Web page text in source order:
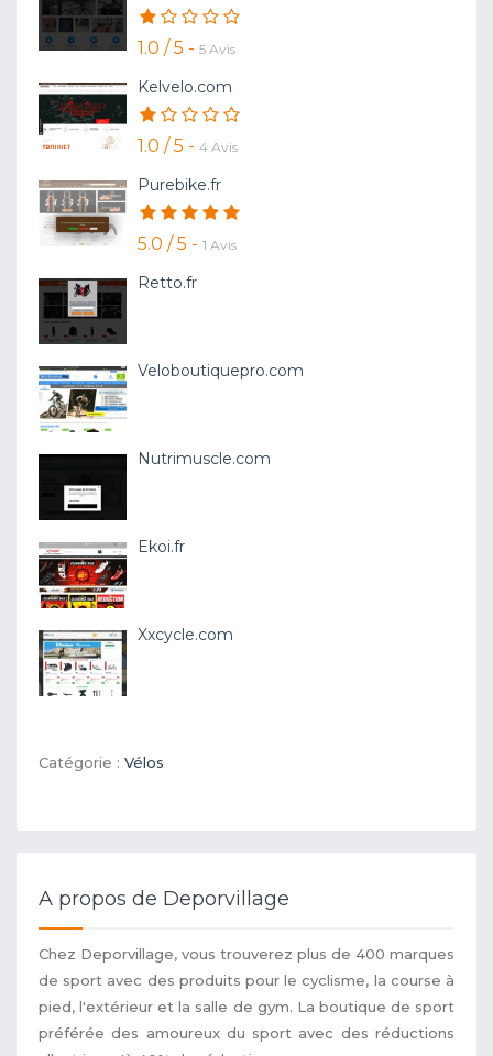
1.0 / 5 - 5 Avis
Kelvelo.com
1.0 / 5 - 4 Avis
Purebike.fr
5.0 / 5 - 1 Avis
Retto.fr
Veloboutiquepro.com
Nutrimuscle.com
Ekoi.fr
Xxcycle.com
Catégorie : Vélos
A propos de Deporvillage
Chez Deporvillage, vous trouverez plus de 400 marques
de sport avec des produits pour le cyclisme, la course à
pied, l'extérieur et la salle de gym. La boutique de sport
préférée des amoureux du sport avec des réductions